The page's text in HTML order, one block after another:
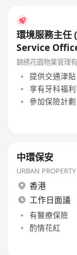
環境服務主
Service
錦綉花園物業管理
提供交通津貼
享有牙科福
參加保險計劃
中環保安
URBAN
香港
工作日面議
有醫療保險
酌情花紅